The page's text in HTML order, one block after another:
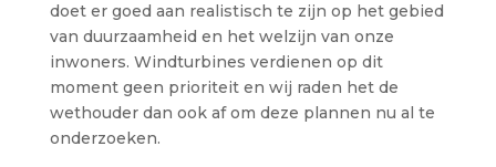
doet er goed aan realistisch te zijn op het gebied
van duurzaamheid en het welzijn van onze
inwoners. Windturbines verdienen op dit
moment geen prioriteit en wij raden het de
wethouder dan ook af om deze plannen nu al te
onderzoeken.